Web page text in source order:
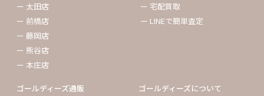
ー 太田店
ー 前橋店
ー 藤岡店
ー 熊谷店
ー 本庄店
ー 宅配買取
ー LINEで簡単査定
ゴールディーズ通販
ゴールディーズについて